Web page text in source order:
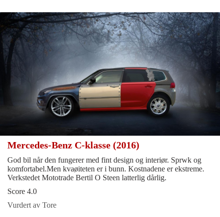
Mercedes-Benz C-klasse (2016)
God bil når den fungerer med fint design og interiør. Sprwk og
komfortabel.Men kvaøiteten er i bunn. Kostnadene er ekstreme.
Verkstedet Mototrade Bertil O Steen latterlig dårlig.
Score 4.0
Vurdert av Tore